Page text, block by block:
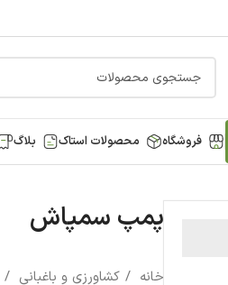
فروشگاه محصولات استاک بلاگ
پمپ سمپاش
خانه کشاورزی و باغبانی